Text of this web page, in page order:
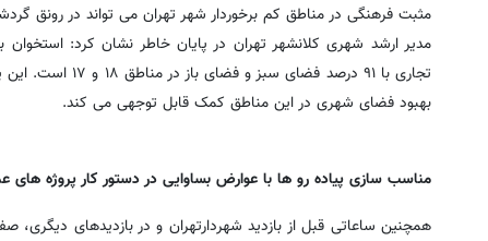
مثبت فرهنگی در مناطق کم برخوردار شهر تهران می تواند در رونق
مدیر ارشد شهری کلانشهر تهران در پایان خاطر نشان کرد:
تجاری با ۹۱
بهبود فضای شهری در این مناطق کمک قابل توجهی می کند.
مناسب سازی پیاده رو ها با عوارض بساوایی در دستور کار پروژه های
همچنین ساعاتی قبل از بازدید شهردارتهران و در بازدیدهای